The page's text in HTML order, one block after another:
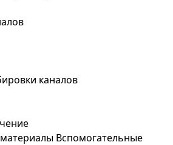
каналов
Вспомогательные